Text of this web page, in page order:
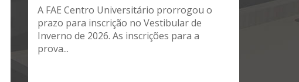
A FAE Centro Universitário prorrogou o
prazo para inscrição no Vestibular de
Inverno de 2026. As inscrições para a
prova...